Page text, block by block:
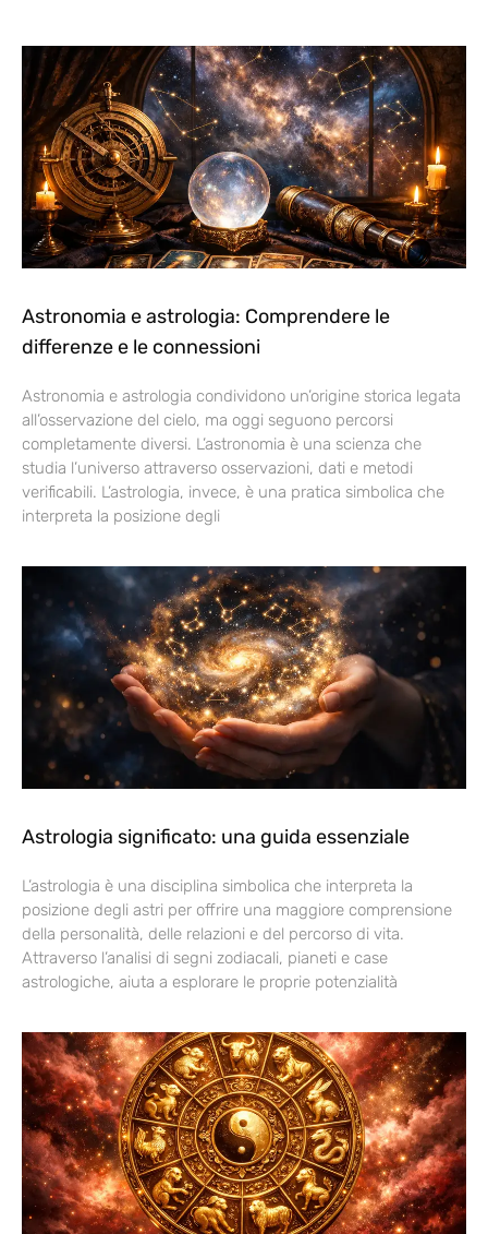
Astronomia e astrologia: Comprendere le
differenze e le connessioni
Astronomia e astrologia condividono un’origine storica legata
all’osservazione del cielo, ma oggi seguono percorsi
completamente diversi. L’astronomia è una scienza che
studia l’universo attraverso osservazioni, dati e metodi
verificabili. L’astrologia, invece, è una pratica simbolica che
interpreta la posizione degli
Astrologia significato: una guida essenziale
L’astrologia è una disciplina simbolica che interpreta la
posizione degli astri per offrire una maggiore comprensione
della personalità, delle relazioni e del percorso di vita.
Attraverso l’analisi di segni zodiacali, pianeti e case
astrologiche, aiuta a esplorare le proprie potenzialità